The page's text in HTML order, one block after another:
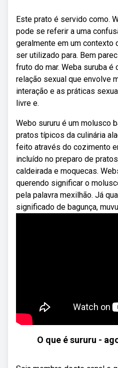
Este prato é servido como.
pode se referir a uma
geralmente em um contexto
ser utilizado para. Bem
fruto do mar. Weba suruba é
relação sexual que envolve
interação e as práticas
livre e.
Webo sururu é um molusco
pratos típicos da culinária
feito através do cozimento
incluído no preparo de
caldeirada e moquecas.
querendo significar o
pela palavra mexilhão. Já
significado de bagunça,
O que é sururu -